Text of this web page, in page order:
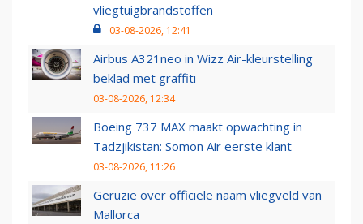
vliegtuigbrandstoffen
03-08-2026, 12:41
Airbus A321neo in Wizz Air-kleurstelling
beklad met graffiti
03-08-2026, 12:34
Boeing 737 MAX maakt opwachting in
Tadzjikistan: Somon Air eerste klant
03-08-2026, 11:26
Geruzie over officiële naam vliegveld van
Mallorca